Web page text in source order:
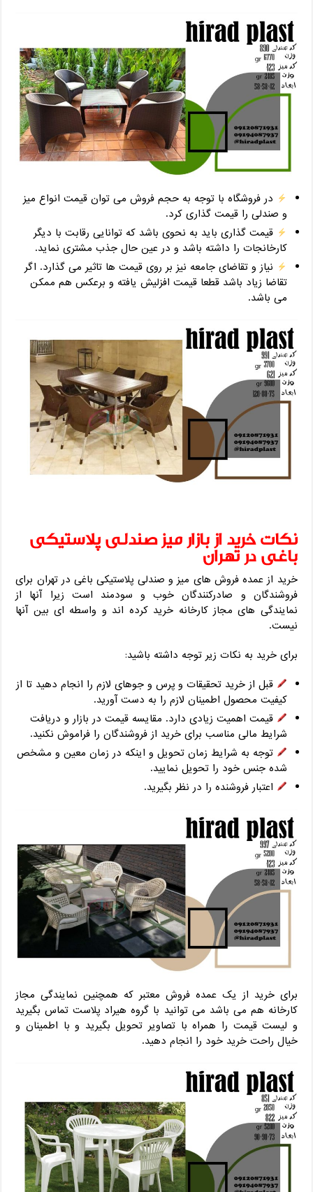
در فروشگاه با توجه به حجم فروش می توان قیمت انواع میز
و صندلی را قیمت گذاری کرد.
قیمت گذاری باید به نحوی باشد که توانایی رقابت با دیگر
کارخانجات را داشته باشد و در عین حال جذب مشتری نماید.
نیاز و تقاضای جامعه نیز بر روی قیمت ها تاثیر می گذارد. اگر
تقاضا زیاد باشد قطعا قیمت افزلیش یافته و برعکس هم ممکن
می باشد.
نکات خرید از بازار میز صندلی پلاستیکی
باغی در تهران
خرید از عمده فروش های میز و صندلی پلاستیکی باغی در تهران برای
فروشندگان و صادرکنندگان خوب و سودمند است زیرا آنها از
نمایندگی های مجاز کارخانه خرید کرده اند و واسطه ای بین آنها
نیست.
برای خرید به نکات زیر توجه داشته باشید:
قبل از خرید تحقیقات و پرس و جوهای لازم را انجام دهید تا از
کیفیت محصول اطمینان لازم را به دست آورید.
قیمت اهمیت زیادی دارد. مقایسه قیمت در بازار و دریافت
شرایط مالی مناسب برای خرید از فروشندگان را فراموش نکنید.
توجه به شرایط زمان تحویل و اینکه در زمان معین و مشخص
شده جنس خود را تحویل نمایید.
اعتبار فروشنده را در نظر بگیرید.
برای خرید از یک عمده فروش معتبر که همچنین نمایندگی مجاز
کارخانه هم می باشد می توانید با گروه هیراد پلاست تماس بگیرید
و لیست قیمت را همراه با تصاویر تحویل بگیرید و با اطمینان و
خیال راحت خرید خود را انجام دهید.